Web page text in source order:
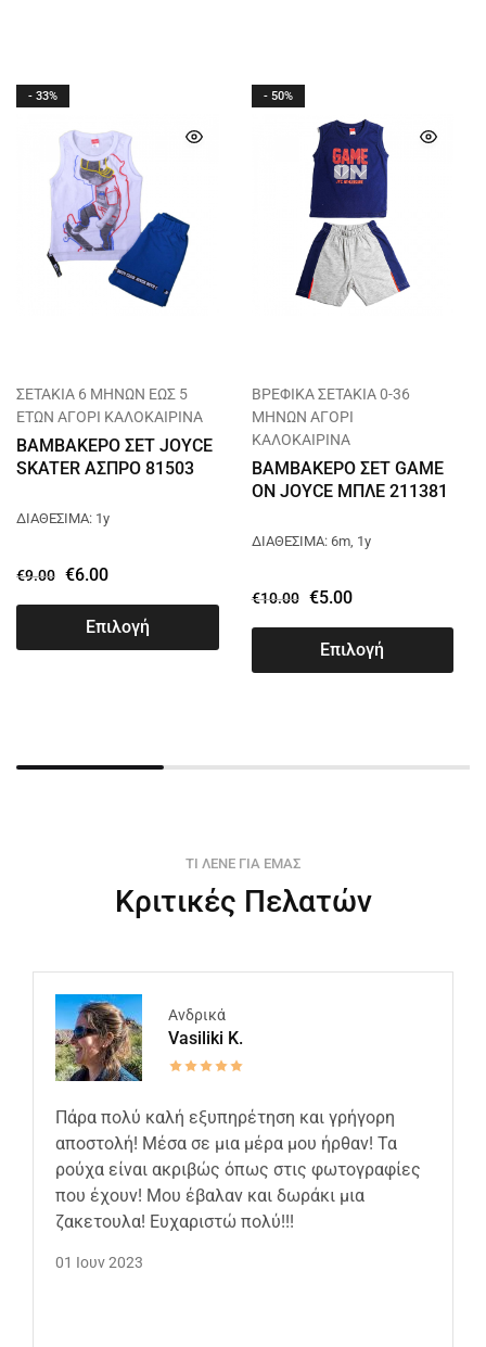
- 33%
ΣΕΤΑΚΙΑ 6 ΜΗΝΩΝ ΕΩΣ 5
ΕΤΩΝ ΑΓΟΡΙ ΚΑΛΟΚΑΙΡΙΝΑ
ΒΑΜΒΑΚΕΡΟ ΣΕΤ JOYCE
SKATER ΑΣΠΡΟ 81503
ΔΙΑΘΕΣΙΜΑ: 1y
€9.00 €6.00
Επιλογή
- 50%
ΒΡΕΦΙΚΑ ΣΕΤΑΚΙΑ 0-36
ΜΗΝΩΝ ΑΓΟΡΙ
ΚΑΛΟΚΑΙΡΙΝΑ
ΒΑΜΒΑΚΕΡΟ ΣΕΤ GAME
ON JOYCE ΜΠΛΕ 211381
ΔΙΑΘΕΣΙΜΑ: 6m, 1y
€10.00 €5.00
Επιλογή
ΤΙ ΛΕΝΕ ΓΙΑ ΕΜΑΣ
Κριτικές Πελατών
Ανδρικά
Vasiliki K.
Πάρα πολύ καλή εξυπηρέτηση και γρήγορη
αποστολή! Μέσα σε μια μέρα μου ήρθαν! Τα
ρούχα είναι ακριβώς όπως στις φωτογραφίες
που έχουν! Μου έβαλαν και δωράκι μια
ζακετουλα! Ευχαριστώ πολύ!!!
01 Ιουν 2023